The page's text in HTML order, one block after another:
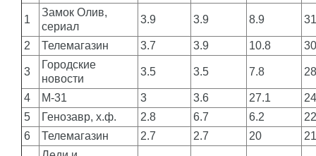
1
Замок Олив,
сериал
3.9 3.9 8.9
2 Телемагазин 3.7 3.9 10.8
3
Городские
новости
3.5 3.5 7.8
4 М-31 3 3.6 27.1
5
Генозавр, х.ф. 2.8 6.7 6.2
6
Телемагазин 2.7 2.7 20